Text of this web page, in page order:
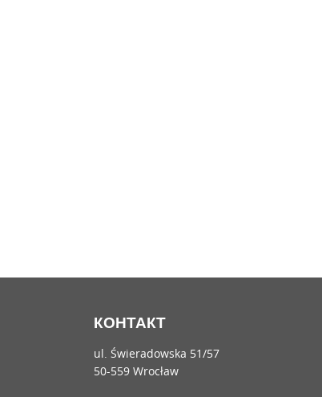
КОНТАКТ
ul. Świeradowska 51/57
50-559 Wrocław